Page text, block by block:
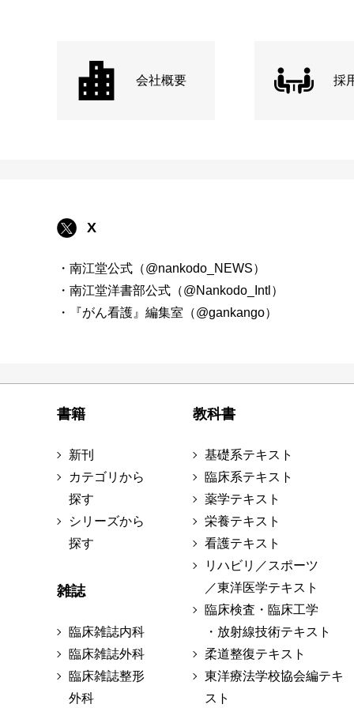
会社概要 採
X
・南江堂公式（@nankodo_NEWS）
・南江堂洋書部公式（@Nankodo_Intl）
・『がん看護』編集室（@gankango）
書籍
新刊
カテゴリから
探す
シリーズから
探す
雑誌
臨床雑誌内科
臨床雑誌外科
臨床雑誌整形
外科
教科書
基礎系テキスト
臨床系テキスト
薬学テキスト
栄養テキスト
看護テキスト
リハビリ／スポーツ
／東洋医学テキスト
臨床検査・臨床工学
・放射線技術テキスト
柔道整復テキスト
東洋療法学校協会編テキ
スト